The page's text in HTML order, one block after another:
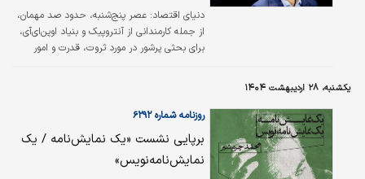
دنیای اقتصاد: عصر پنج‌شنبه، حدود صد مهمان،
از جمله کارمندانی از آنتروپیک و بنیاد اوپن‌ای‌آی،
برای بحثی پرشور در مورد ثروت، قدرت و امور
یکشنبه، ۲۸ اردیبهشت ۱۴۰۴
روزنامه شماره ۶۲۹۲
برپایی نشست «یک نمایش‌نامه / یک
نمایش‌نامه‌نویس»